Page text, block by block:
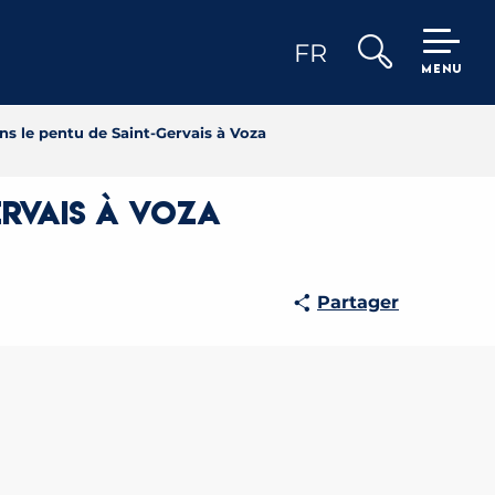
FR
MENU
le pentu de Saint-Gervais à Voza
à Voza
Partager